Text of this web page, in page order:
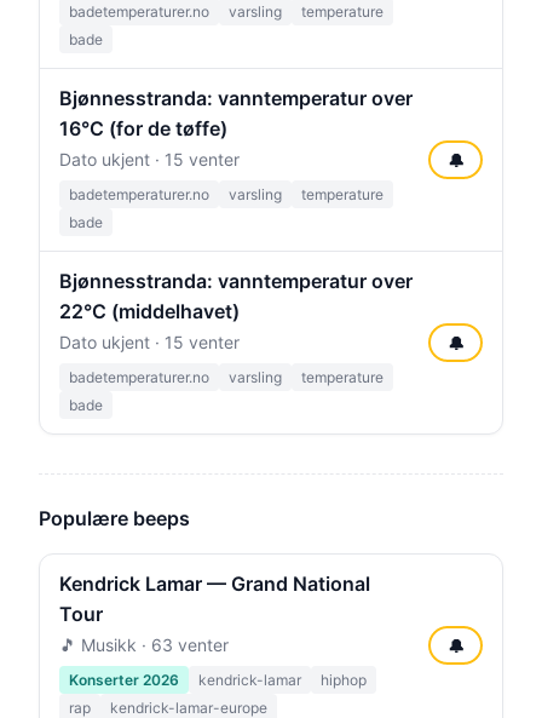
badetemperaturer.no varsling
temperature
bade
Bjønnesstranda: vanntemperatur over
16°C (for de tøffe)
Dato ukjent · 15 venter
badetemperaturer.no varsling
temperature
bade
🔔
Bjønnesstranda: vanntemperatur over
22°C (middelhavet)
Dato ukjent · 15 venter
badetemperaturer.no varsling
temperature
bade
🔔
Populære beeps
Kendrick Lamar — Grand National
Tour
🎵 Musikk · 63 venter
Konserter 2026 kendrick-lamar
hiphop
rap
kendrick-lamar-europe
🔔